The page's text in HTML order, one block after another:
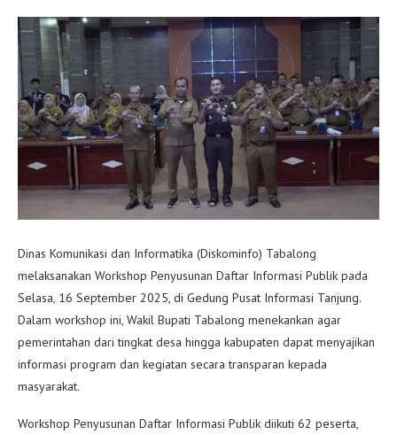
Dinas Komunikasi dan Informatika (Diskominfo) Tabalong
melaksanakan Workshop Penyusunan Daftar Informasi Publik pada
Selasa, 16 September 2025, di Gedung Pusat Informasi Tanjung.
Dalam workshop ini, Wakil Bupati Tabalong menekankan agar
pemerintahan dari tingkat desa hingga kabupaten dapat menyajikan
informasi program dan kegiatan secara transparan kepada
masyarakat.
Workshop Penyusunan Daftar Informasi Publik diikuti 62 peserta,